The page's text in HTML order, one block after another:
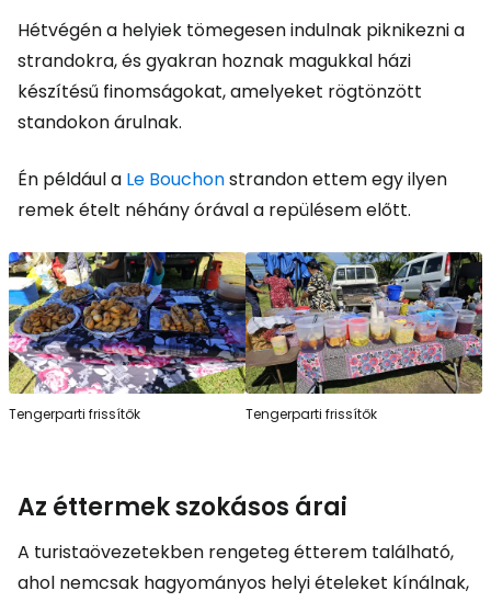
Hétvégén a helyiek tömegesen indulnak piknikezni a
strandokra, és gyakran hoznak magukkal házi
készítésű finomságokat, amelyeket rögtönzött
standokon árulnak.
Én például a Le Bouchonstrandon ettem egy ilyen
remek ételt néhány órával a repülésem előtt.
Tengerparti frissítők Tengerparti frissítők
Az éttermek szokásos árai
A turistaövezetekben rengeteg étterem található,
ahol nemcsak hagyományos helyi ételeket kínálnak,